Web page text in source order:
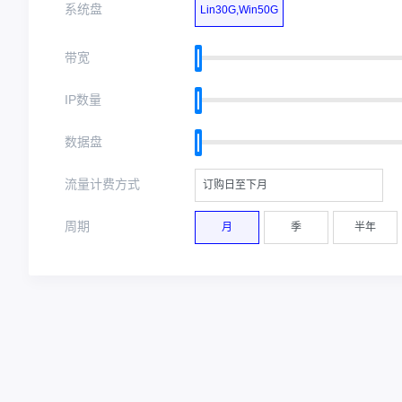
系统盘 Lin30G,Win50G
带宽
IP数量
数据盘
流量计费方式 订购日至下月
周期 月 季 半年